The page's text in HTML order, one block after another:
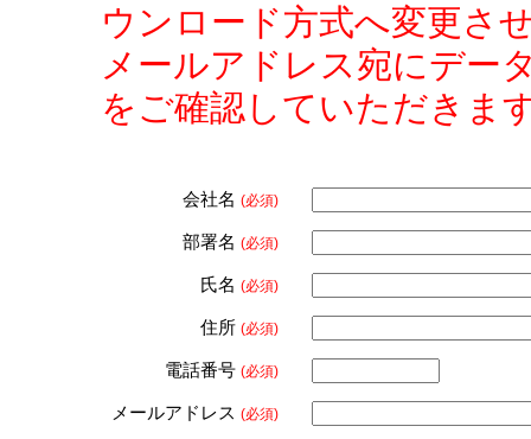
ウンロード方式へ変更さ
メールアドレス宛にデー
をご確認していただきま
会社名 (必須)
部署名 (必須)
氏名 (必須)
住所 (必須)
電話番号 (必須)
メールアドレス (必須)